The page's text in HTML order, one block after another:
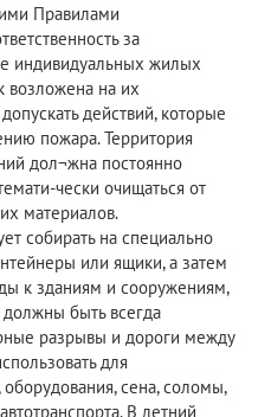
Правилами
за
индивидуальных жилых
возложена на их
действий, которые
пожара. Территория
дол¬жна постоянно
чески очищаться от
материалов.
собирать на специально
или ящики, а затем
к зданиям и сооружениям,
быть всегда
разрывы и дороги между
для
сена, соломы,
В летний